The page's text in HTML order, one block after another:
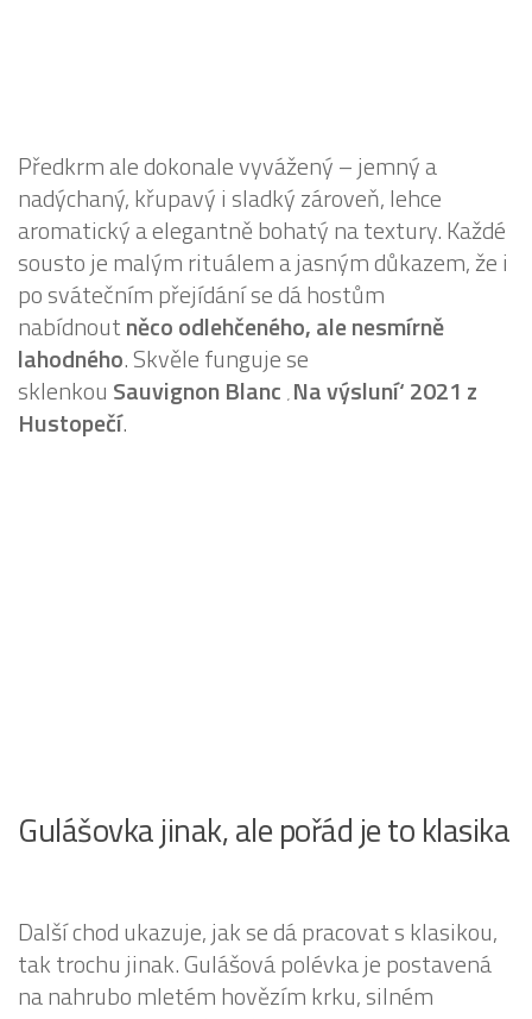
Předkrm ale dokonale vyvážený – jemný a
nadýchaný, křupavý i sladký zároveň, lehce
aromatický a elegantně bohatý na textury. Každé
sousto je malým rituálem a jasným důkazem, že i
po svátečním přejídání se dá hostům
nabídnoutněco odlehčeného, ale nesmírně
lahodného. Skvěle funguje se
sklenkou Sauvignon Blanc ‚Na výsluní‘ 2021 z
Hustopečí.
Gulášovka jinak, ale pořád je to klasika
Další chod ukazuje, jak se dá pracovat s klasikou,
tak trochu jinak. Gulášová polévka je postavená
na nahrubo mletém hovězím krku, silném